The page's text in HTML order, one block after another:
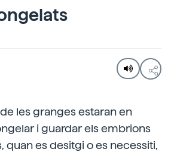
les granges estaran en
i guardar els embrions
quan es desitgi o es necessiti,